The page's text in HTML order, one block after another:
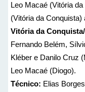
Leo Macaé (Vitória
(Vitória da Conquista)
Vitória da
Fernando Belém,
Kléber e Danilo Cruz
Leo Macaé (Diogo).
Técnico: Elias Borges